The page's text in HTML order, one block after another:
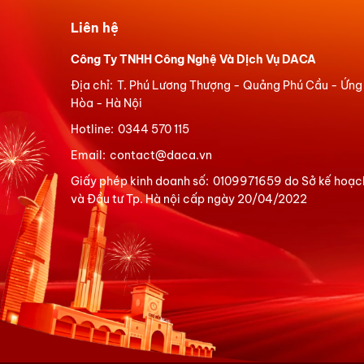
Liên hệ
Công Ty TNHH Công Nghệ Và Dịch Vụ DACA
Địa chỉ: T. Phú Lương Thượng - Quảng Phú Cầu - Ứng
Hòa - Hà Nội
Hotline: 0344 570 115
Email: contact@daca.vn
Giấy phép kinh doanh số: 0109971659 do Sở kế
và Đầu tư Tp. Hà nội cấp ngày 20/04/2022